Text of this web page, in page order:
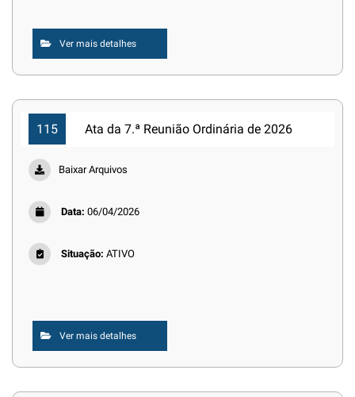
Ver mais detalhes
115 Ata da 7.ª Reunião Ordinária de 2026
Baixar Arquivos
Data: 06/04/2026
Situação: ATIVO
Ver mais detalhes